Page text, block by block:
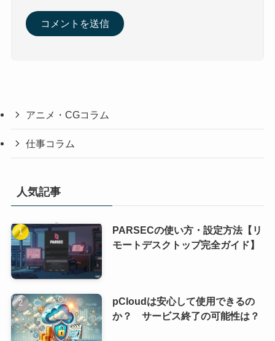
アニメ・CGコラム
仕事コラム
人気記事
PARSECの使い方・設定方法【リ
モートデスクトップ完全ガイド】
pCloudは安心して使用できるの
か？ サービス終了の可能性は？